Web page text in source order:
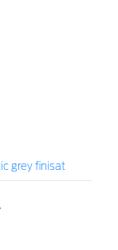
grey finisat